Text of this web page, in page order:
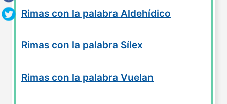
Rimas con la palabra Aldehídico
Rimas con la palabra Sílex
Rimas con la palabra Vuelan